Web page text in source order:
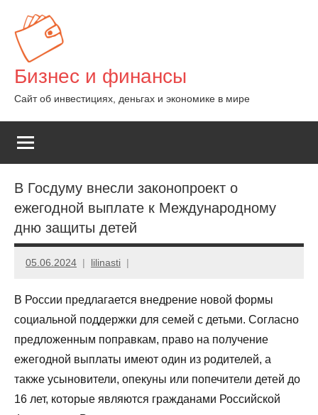
содержимому
Бизнес и финансы
Сайт об инвестициях, деньгах и экономике в мире
В Госдуму внесли законопроект о
ежегодной выплате к Международному
дню защиты детей
05.06.2024 lilinasti
В России предлагается внедрение новой формы
социальной поддержки для семей с детьми. Согласно
предложенным поправкам, право на получение
ежегодной выплаты имеют один из родителей, а
также усыновители, опекуны или попечители детей до
16 лет, которые являются гражданами Российской